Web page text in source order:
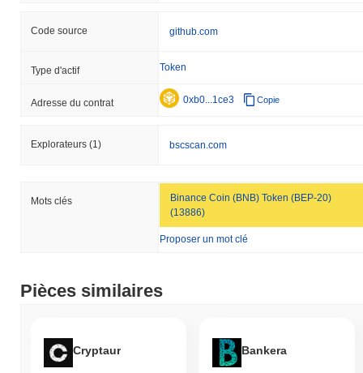
Code source github.com
Type d'actif Token
Adresse du contrat 0xb0...1ce3 Copie
Explorateurs (1) bscscan.com
Mots clés
Binance Coin (BNB) Token (BEP-20)
(13886)
Proposer un mot clé
Pièces similaires
Cryptaur Bankera